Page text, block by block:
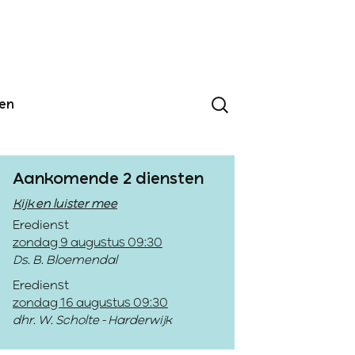
Aankomende 2 diensten
Kijk en luister mee
Eredienst
zondag 9 augustus 09:30
Ds. B. Bloemendal
Eredienst
zondag 16 augustus 09:30
dhr. W. Scholte - Harderwijk